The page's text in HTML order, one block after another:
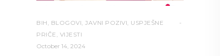
BIH BLOGOVI JAVNI POZIVI USPJEŠNE
PRIČE VIJESTI
October 14, 2024